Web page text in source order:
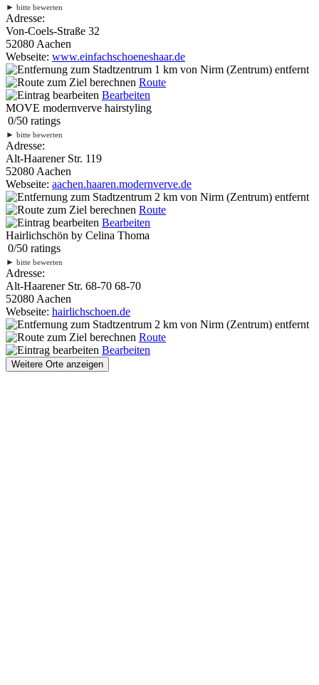
► bitte bewerten
Adresse:
Von-Coels-Straße 32
52080 Aachen
Webseite: www.einfachschoeneshaar.de
1 km von Nirm (Zentrum) entfernt
Route
Bearbeiten
MOVE modernverve hairstyling
0/50 ratings
► bitte bewerten
Adresse:
Alt-Haarener Str. 119
52080 Aachen
Webseite: aachen.haaren.modernverve.de
2 km von Nirm (Zentrum) entfernt
Route
Bearbeiten
Hairlichschön by Celina Thoma
0/50 ratings
► bitte bewerten
Adresse:
Alt-Haarener Str. 68-70 68-70
52080 Aachen
Webseite: hairlichschoen.de
2 km von Nirm (Zentrum) entfernt
Route
Bearbeiten
Weitere Orte anzeigen